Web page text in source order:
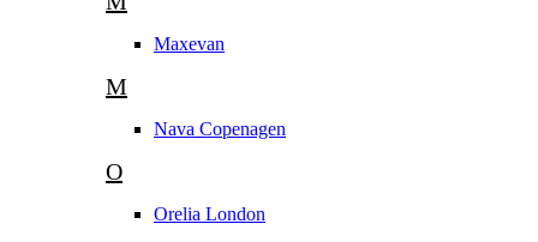
Maxevan
M
Nava Copenagen
O
Orelia London